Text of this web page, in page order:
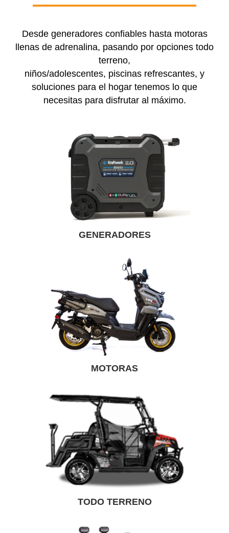
Desde generadores confiables hasta motoras
llenas de adrenalina, pasando por opciones todo
terreno,
niños/adolescentes, piscinas refrescantes, y
soluciones para el hogar tenemos lo que
necesitas para disfrutar al máximo.
GENERADORES
MOTORAS
TODO TERRENO